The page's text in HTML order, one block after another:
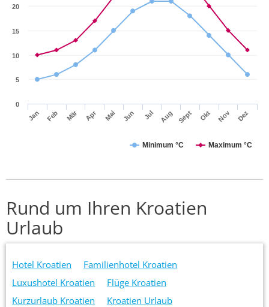
Minimum °C Maximum °C
Jan Feb Mär Apr Mai Jun Jul Aug Sept Okt Nov Dez
0
5
10
15
20
Rund um Ihren Kroatien
Urlaub
Hotel Kroatien
Familienhotel Kroatien
Luxushotel Kroatien
Flüge Kroatien
Kurzurlaub Kroatien
Kroatien Urlaub